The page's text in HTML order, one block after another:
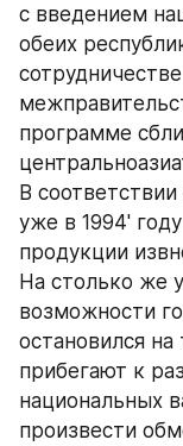
с введением
обеих
программе
В
уже в 1994'
продукции
На столько же
возможности
остановился
прибегают к
национальных
произвести